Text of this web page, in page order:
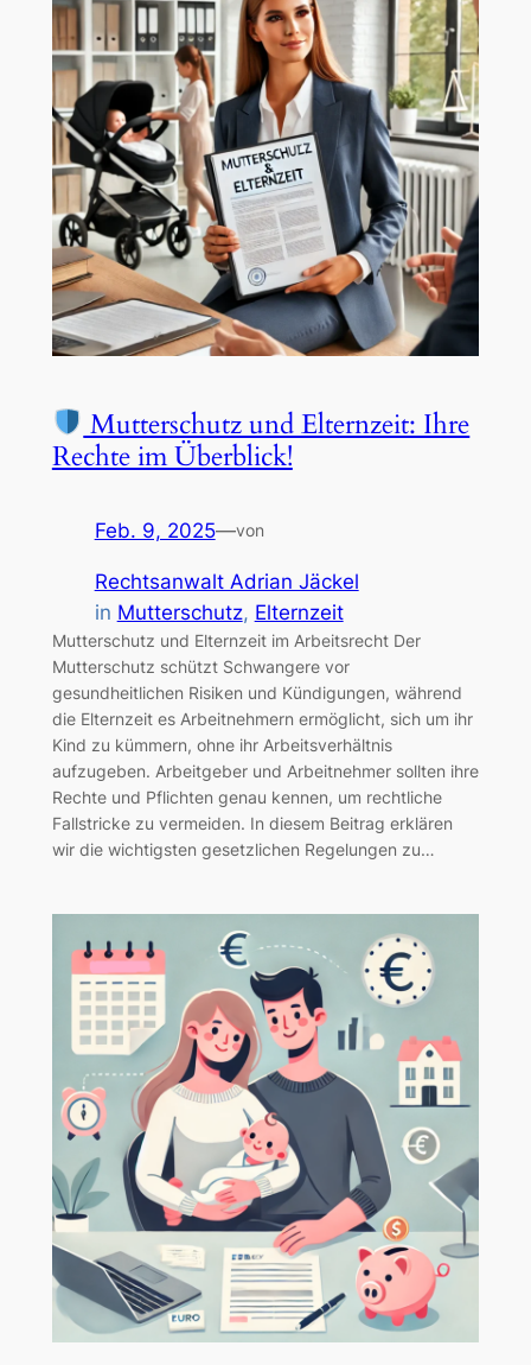
Mutterschutz und Elternzeit: Ihre
Rechte im Überblick!
Feb. 9, 2025—von
Rechtsanwalt Adrian Jäckel
in Mutterschutz, Elternzeit
Mutterschutz und Elternzeit im Arbeitsrecht Der
Mutterschutz schützt Schwangere vor
gesundheitlichen Risiken und Kündigungen, während
die Elternzeit es Arbeitnehmern ermöglicht, sich um ihr
Kind zu kümmern, ohne ihr Arbeitsverhältnis
aufzugeben. Arbeitgeber und Arbeitnehmer sollten ihre
Rechte und Pflichten genau kennen, um rechtliche
Fallstricke zu vermeiden. In diesem Beitrag erklären
wir die wichtigsten gesetzlichen Regelungen zu…